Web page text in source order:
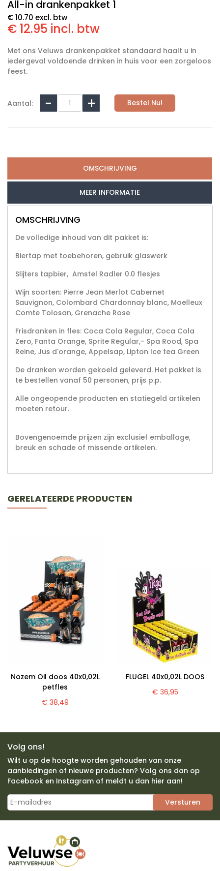
All-in drankenpakket 1
€ 10.70 excl. btw
€ 12.95 incl. btw
Met ons Veluws drankenpakket standaard haalt u in
iedergeval voldoende drinken in huis voor een zorgeloos
feest.
Aantal: Bestel Nu!
OMSCHRIJVING
MEER INFORMATIE
OMSCHRIJVING
De volledige inhoud van dit pakket is:
Biertap met toebehoren, gebruik glaswerk
Slijters tapbier, Amstel Radler 0.0 flesjes
Wijn soorten: Pierre Jean Merlot Cabernet
Sauvignon, Colombard Chardonnay blanc, Moelleux
Comte Tolosan, Grenache Rose
Frisdranken in fles: Coca Cola Regular, Coca Cola
Zero, Fanta Orange, Sprite Regular,- Spa Rood, Spa
Reine, Jus d'orange, Appelsap, Lipton Ice tea Green
De dranken worden gekoeld geleverd. Het pakket is
te bestellen vanaf 50 personen, prijs p.p.
Alle ongeopende producten en statiegeld artikelen
moeten retour.
Bovengenoemde prijzen zijn exclusief emballage,
breuk en schade of missende artikelen.
GERELATEERDE PRODUCTEN
Nozem Oil doos 40x0,02L
petfles
€ 38,49
FLUGEL 40x0,02L DOOS
€ 36,95
Volg ons!
Wilt u op de hoogte worden gehouden van onze
aanbiedingen of nieuwe producten? Volg ons dan op
Facebook en Instagram of meldt u dan hier aan!
Versturen